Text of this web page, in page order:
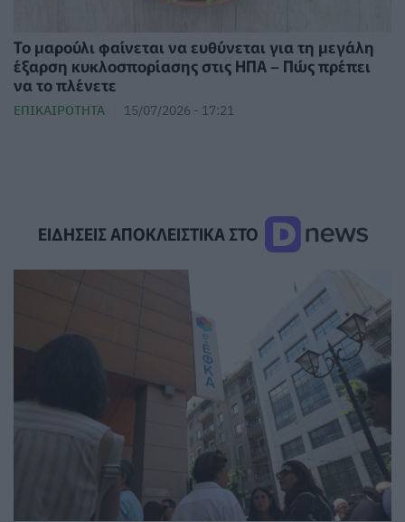
Το μαρούλι φαίνεται να ευθύνεται για τη μεγάλη
έξαρση κυκλοσπορίασης στις ΗΠΑ – Πώς πρέπει
να το πλένετε
ΕΠΙΚΑΙΡΌΤΗΤΑ 15/07/2026 - 17:21
ΕΙΔΗΣΕΙΣ ΑΠΟΚΛΕΙΣΤΙΚΑ ΣΤΟ